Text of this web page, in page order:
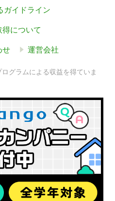
ガイドライン
について
せ 運営会社
グラムによる収益を得ていま